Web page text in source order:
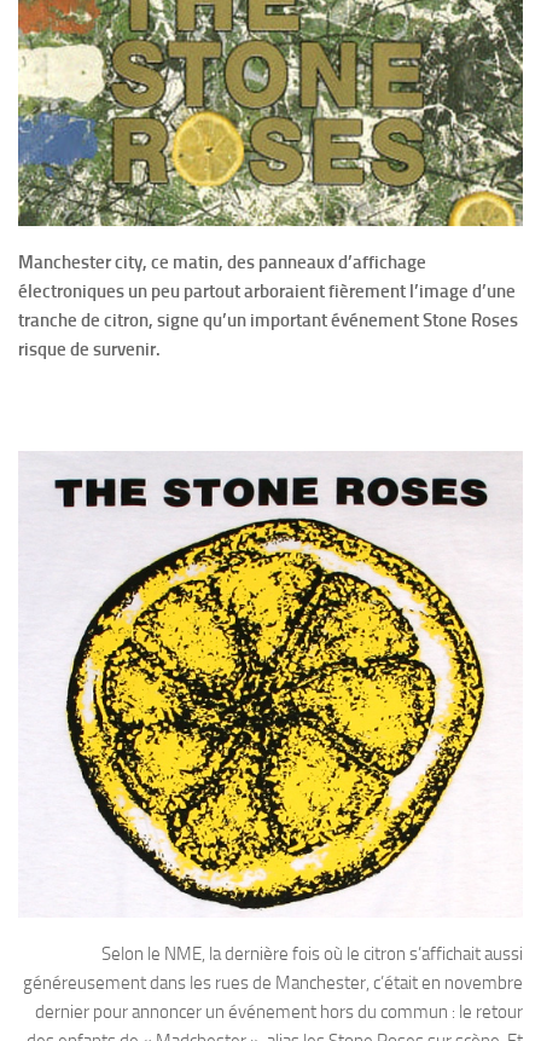
Manchester city, ce matin, des panneaux d’affichage
électroniques un peu partout arboraient fièrement l’image d’une
tranche de citron, signe qu’un important événement Stone Roses
risque de survenir.
Selon le NME, la dernière fois où le citron s’affichait aussi
généreusement dans les rues de Manchester, c’était en novembre
dernier pour annoncer un événement hors du commun : le retour